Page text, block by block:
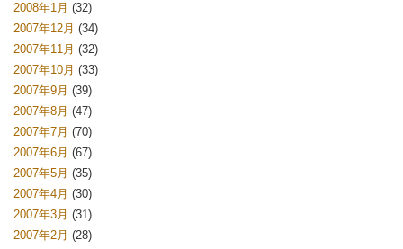
2008年1月 (32)
2007年12月 (34)
2007年11月 (32)
2007年10月 (33)
2007年9月 (39)
2007年8月 (47)
2007年7月 (70)
2007年6月 (67)
2007年5月 (35)
2007年4月 (30)
2007年3月 (31)
2007年2月 (28)